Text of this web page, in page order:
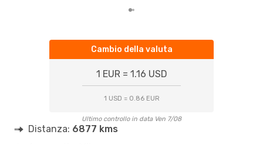
Cambio della valuta
1 EUR = 1.16 USD
1 USD = 0.86 EUR
Ultimo controllo in data Ven 7/08
Distanza: 6877 kms